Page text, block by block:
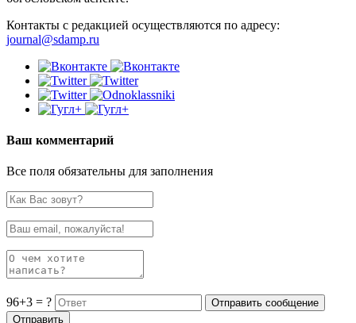
Контакты с редакцией осуществляются по адресу:
journal@sdamp.ru
Ваш комментарий
Все поля обязательны для заполнения
96+3 = ?